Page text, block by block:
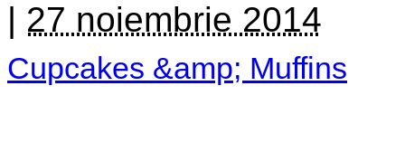
| 27 noiembrie 2014
Cupcakes &amp; Muffins